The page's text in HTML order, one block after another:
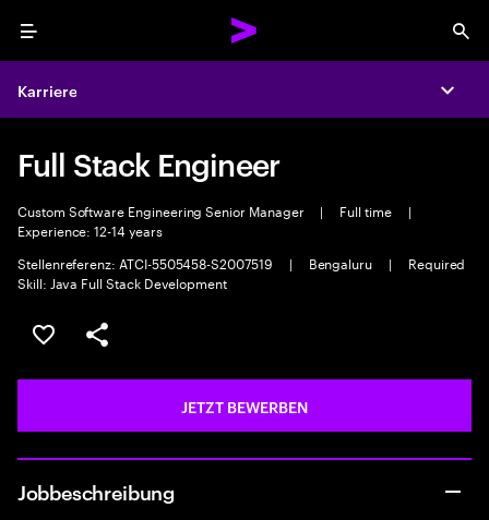
Menu
Karriere
Full Stack Engineer
Custom Software Engineering Senior Manager | Full time
|
Experience: 12-14 years
Stellenreferenz: ATCI-5505458-S2007519
| Bengaluru |
Required
Skill: Java Full Stack Development
JOB SPEICHERN
Teilen
JETZT BEWERBEN
Jobbeschreibung